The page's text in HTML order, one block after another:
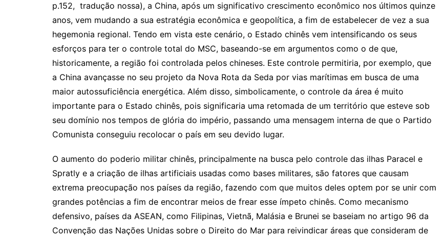
p.152, tradução nossa), a China, após um significativo crescimento econômico nos últimos quinze
anos, vem mudando a sua estratégia econômica e geopolítica, a fim de estabelecer de vez a sua
hegemonia regional. Tendo em vista este cenário, o Estado chinês vem intensificando os seus
esforços para ter o controle total do MSC, baseando-se em argumentos como o de que,
historicamente, a região foi controlada pelos chineses. Este controle permitiria, por exemplo, que
a China avançasse no seu projeto da Nova Rota da Seda por vias marítimas em busca de uma
maior autossuficiência energética. Além disso, simbolicamente, o controle da área é muito
importante para o Estado chinês, pois significaria uma retomada de um território que esteve sob
seu domínio nos tempos de glória do império, passando uma mensagem interna de que o Partido
Comunista conseguiu recolocar o país em seu devido lugar.
O aumento do poderio militar chinês, principalmente na busca pelo controle das ilhas Paracel e
Spratly e a criação de ilhas artificiais usadas como bases militares, são fatores que causam
extrema preocupação nos países da região, fazendo com que muitos deles optem por se unir com
grandes potências a fim de encontrar meios de frear esse ímpeto chinês. Como mecanismo
defensivo, países da ASEAN, como Filipinas, Vietnã, Malásia e Brunei se baseiam no artigo 96 da
Convenção das Nações Unidas sobre o Direito do Mar para reivindicar áreas que consideram de